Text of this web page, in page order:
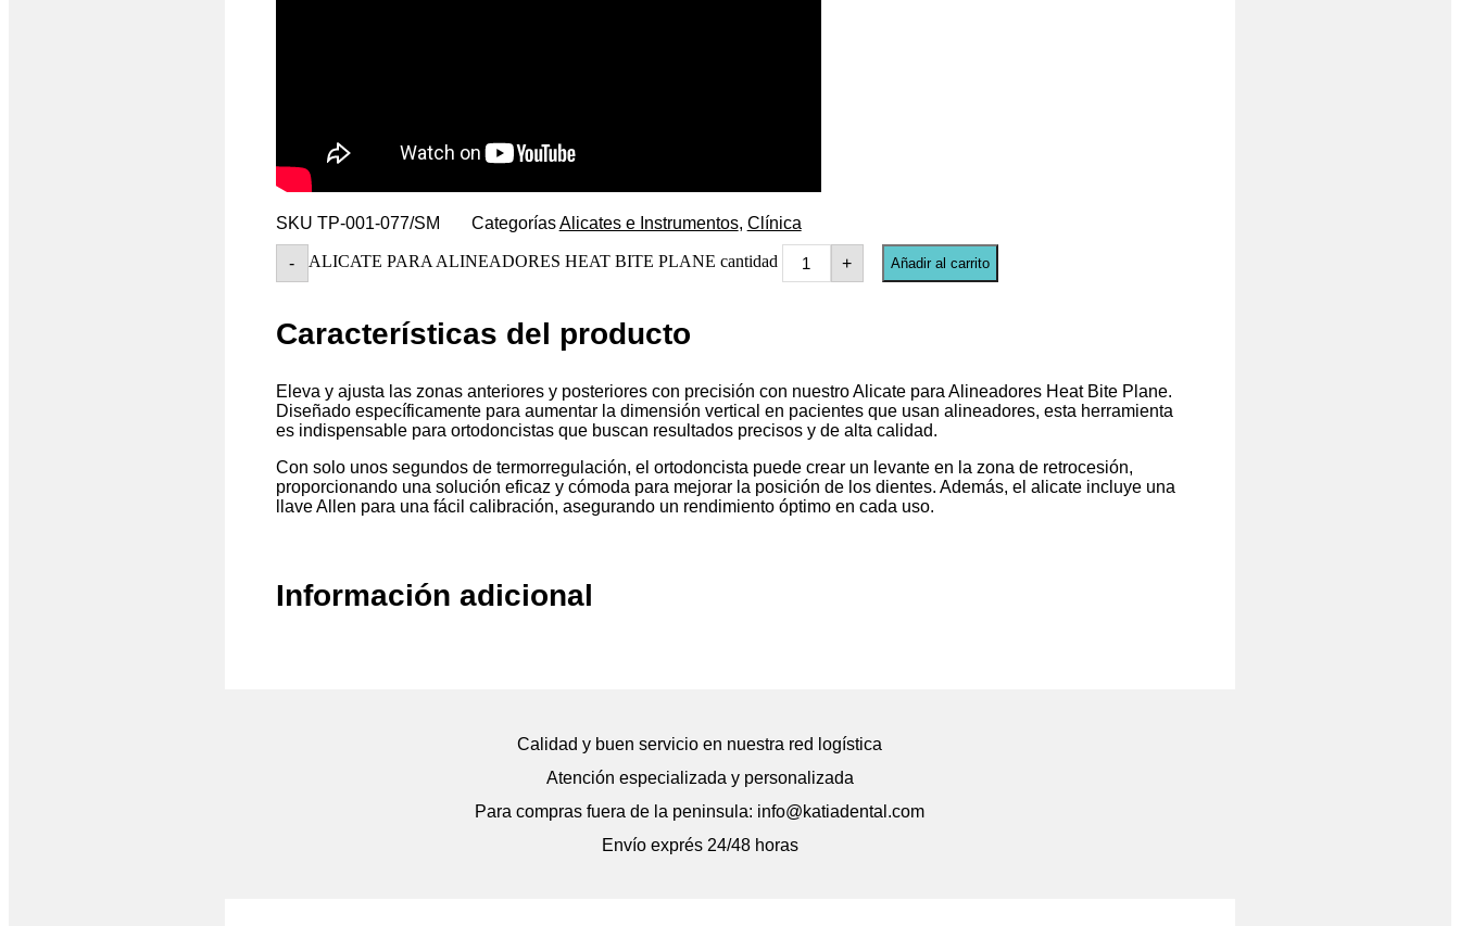
SKU TP-001-077/SM CategoríasAlicates e Instrumentos, Clínica
- ALICATE PARA ALINEADORES HEAT BITE PLANE cantidad + Añadir al carrito
Características del producto
Eleva y ajusta las zonas anteriores y posteriores con precisión con nuestro Alicate para Alineadores Heat Bite Plane.
Diseñado específicamente para aumentar la dimensión vertical en pacientes que usan alineadores, esta herramienta
es indispensable para ortodoncistas que buscan resultados precisos y de alta calidad.
Con solo unos segundos de termorregulación, el ortodoncista puede crear un levante en la zona de retrocesión,
proporcionando una solución eficaz y cómoda para mejorar la posición de los dientes. Además, el alicate incluye una
llave Allen para una fácil calibración, asegurando un rendimiento óptimo en cada uso.
Información adicional
Calidad y buen servicio en nuestra red logística
Atención especializada y personalizada
Para compras fuera de la peninsula: info@katiadental.com
Envío exprés 24/48 horas